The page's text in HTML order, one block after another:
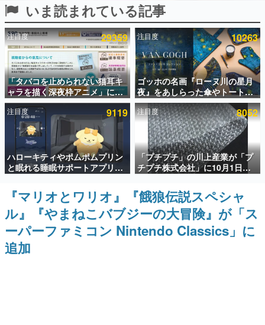
殿堂入り記事
SNS拡散数が数千以上！ ページビュー数万以上！ などな
ど。多くの人々に読まれた、電ファミ渾身の“殿堂入り”記
事をまとめました。
ゲームの企画書
名作ゲームクリエイターの方々に製作時のエピソードをお
聞きし、ヒットする企画（ゲーム）とは何か？を探ってい
きます。
赫本
この物語を解いてはいけない。『赫本』は、〈試験問題〉
の形をした短編ホラー小説集です。
新世代に訊く
これからのデジタルゲーム市場を担う若きクリエイター達
の姿を追い、彼らのルーツと情熱を探っていきます。
ゲーム世代の作家たち
ゲームに多大な影響を受けた作家さんに取材し、ゲームが
日本のコンテンツ産業やカルチャーに与えた影響を探る企
画です。
いま読まれている記事
注目度 29359
「タバコを止められない猫耳キ
ャラを描く深夜枠アニメ」に視
聴者の一部から批判意見。違法
薬物の使用と思しき描写も含め
て、BPOが議論を交わす
注目度 10263
ゴッホの名画『ローヌ川の星月
夜』をあしらった傘やトートバ
ッグなどが登場。8月7日21時よ
り2日間限定で予約販売
注目度 9119
ハローキティやポムポムプリン
と眠れる睡眠サポートアプリ
『ゆめたび』が配信中。キャラ
ごとのASMRや目覚ましアラー
ムも搭載
注目度 8052
「プチプチ」の川上産業が「プ
チプチ株式会社」に10月1日よ
り社名変更へ。創業58年で初め
ての変更で、“プチッ”と鳴るお
なじみの緩衝材が会社の名前に
『マリオとワリオ』『餓狼伝説スペシャ
ル』『やまねこバブジーの大冒険』が「ス
ーパーファミコン Nintendo Classics」に
追加